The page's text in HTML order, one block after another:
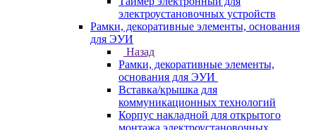
электроустановочных устройств
Рамки, декоративные элементы, основания
для ЭУИ
Назад
Рамки, декоративные элементы,
основания для ЭУИ
Вставка/крышка для
коммуникационных технологий
Корпус накладной для открытого
монтажа электроустановочных